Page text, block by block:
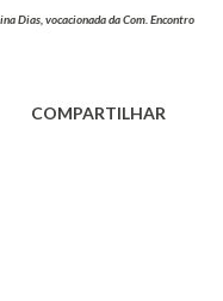
Dias, vocacionada da Com. Encontro
COMPARTILHAR